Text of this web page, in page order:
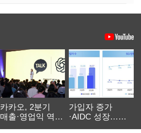
카카오, 2분기
매출·영업익 역대
가입자 증가
·AIDC 성장…